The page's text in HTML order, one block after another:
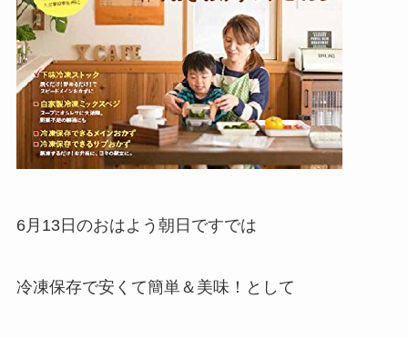
6月13日のおはよう朝日ですでは
冷凍保存で安くて簡単＆美味！として